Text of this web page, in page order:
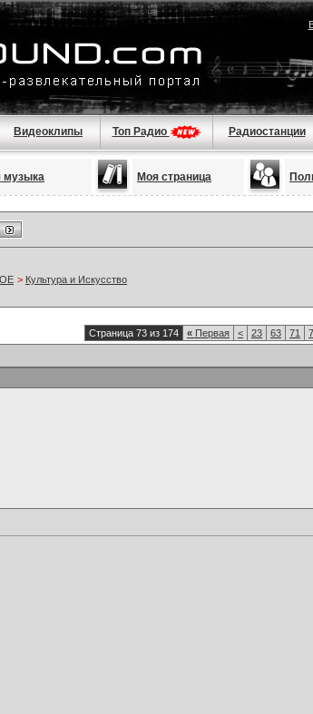
Видеоклипы Топ Радио Радиостанции
музыка Моя страница
> Культура и Искусство
Страница 73 из 174 « Первая < 23 63 71